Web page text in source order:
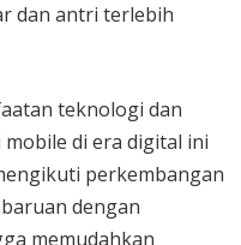
dan antri terlebih
teknologi dan
di era digital ini
perkembangan
dengan
memudahkan